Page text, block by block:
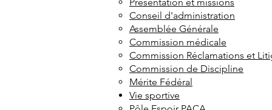
Conseil d'administration
Assemblée Générale
Commission médicale
Commission Réclamations et
Commission de Discipline
Mérite Fédéral
Vie sportive